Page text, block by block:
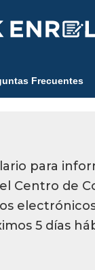
Frecuentes
para
Centro de
5 días